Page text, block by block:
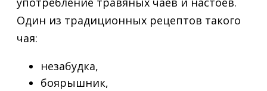
Один из традиционных рецептов такого
чая:
незабудка,
боярышник,